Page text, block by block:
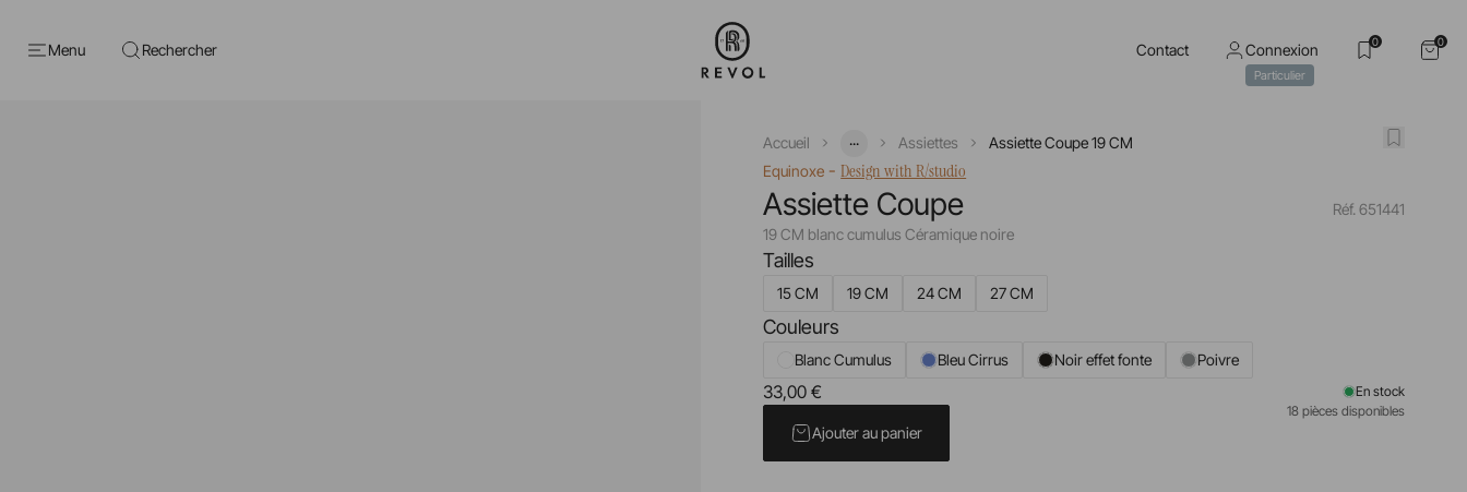
Menu Rechercher Contact Connexion
Particulier
0 0
Accueil ... Assiettes
Assiette Coupe 19 CM
Equinoxe -Design with R/studio
Assiette Coupe
19 CM blanc cumulus Céramique noire
Réf. 651441
Tailles
15 CM 19 CM 24 CM 27 CM
Couleurs
Blanc Cumulus Bleu Cirrus Noir effet fonte Poivre
33,00 €
En stock
18 pièces disponibles
Ajouter au panier